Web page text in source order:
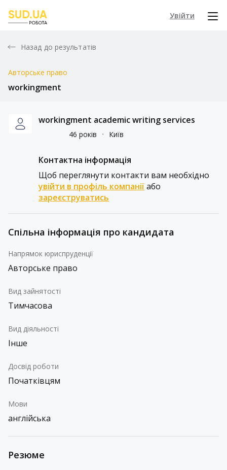
Увійти
Назад до результатів
Авторське право
workingment
workingment academic writing services
46 років ᛫ Київ
Контактна інформація
Щоб переглянути контакти вам необхідно
увійти в профіль компаніїабо
зареєструватись
Спільна інформація про кандидата
Напрямок юриспруденції
Авторське право
Вид зайнятості
Тимчасова
Вид діяльності
Інше
Досвід роботи
Початківцям
Мови
англійська
Резюме